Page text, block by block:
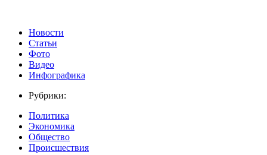
Новости
Статьи
Фото
Видео
Инфографика
Рубрики:
Политика
Экономика
Общество
Происшествия